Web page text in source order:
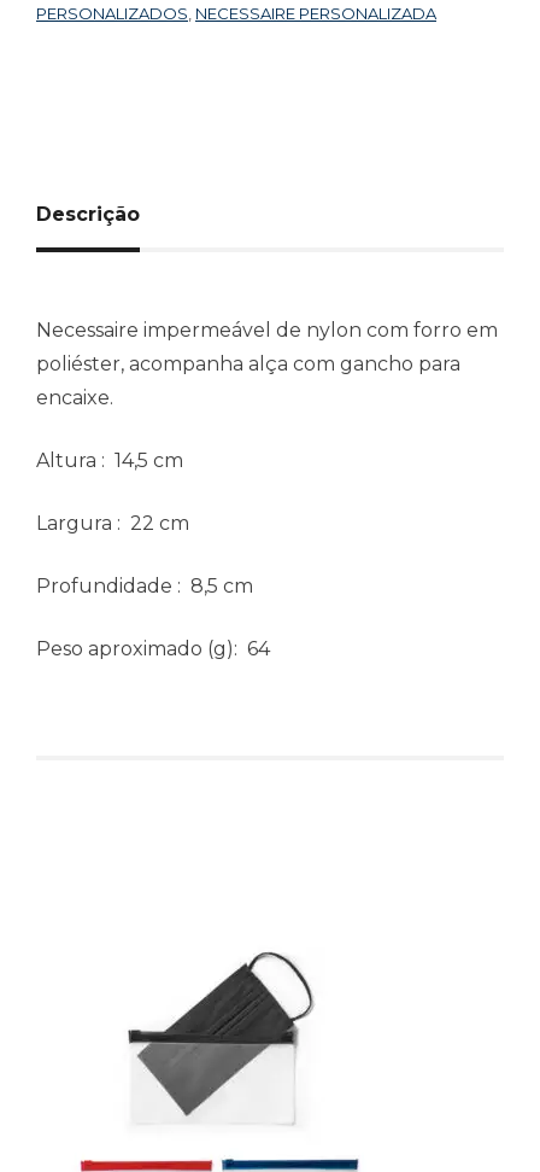
PERSONALIZADOS NECESSAIRE PERSONALIZADA
Descrição
Necessaire impermeável de nylon com forro em
poliéster, acompanha alça com gancho para
encaixe.
Altura : 14,5 cm
Largura : 22 cm
Profundidade : 8,5 cm
Peso aproximado (g): 64